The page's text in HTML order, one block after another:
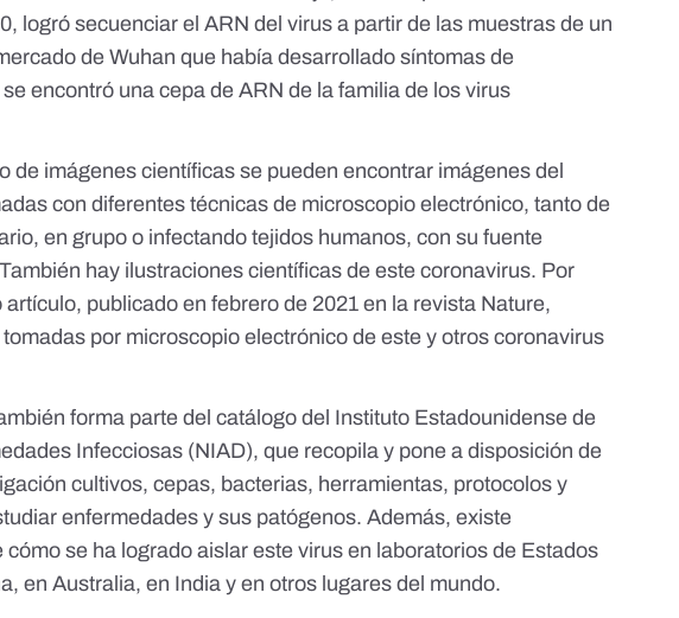
, logró secuenciar el ARN del virus a partir de las muestras de un
de Wuhan que había desarrollado síntomas de
encontró una cepa de ARN de la familia de los virus
de imágenes científicas se pueden encontrar imágenes del
con diferentes técnicas de microscopio electrónico, tanto de
en grupo o infectando tejidos humanos, con su fuente
hay ilustraciones científicas de este coronavirus. Por
artículo, publicado en febrero de 2021 en la revista Nature,
tomadas por microscopio electrónico de este y otros coronavirus
forma parte delcatálogo del Instituto Estadounidense de
Infecciosas (NIAD), que recopila y pone a disposición de
cultivos, cepas, bacterias, herramientas, protocolos y
enfermedades y sus patógenos. Además, existe
se ha logrado aislar este virus en laboratorios de Estados
, enAustralia, en India y en otros lugares del mundo.